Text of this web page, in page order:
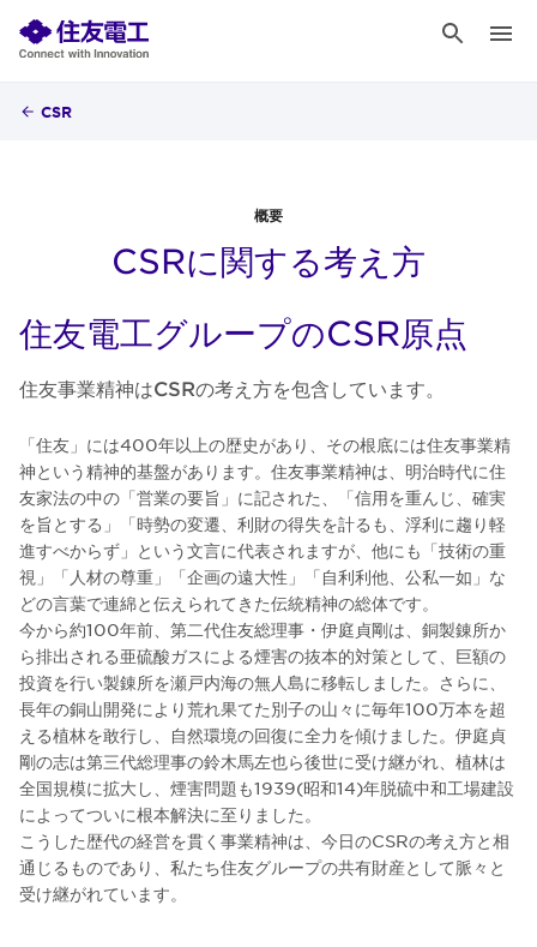
CSR
概要
CSRに関する考え方
住友電工グループのCSR原点
住友事業精神はCSRの考え方を包含しています。
「住友」には400年以上の歴史があり、その根底には住友事業精
神という精神的基盤があります。住友事業精神は、明治時代に住
友家法の中の「営業の要旨」に記された、「信用を重んじ、確実
を旨とする」「時勢の変遷、利財の得失を計るも、浮利に趨り軽
進すべからず」という文言に代表されますが、他にも「技術の重
視」「人材の尊重」「企画の遠大性」「自利利他、公私一如」な
どの言葉で連綿と伝えられてきた伝統精神の総体です。
今から約100年前、第二代住友総理事・伊庭貞剛は、銅製錬所か
ら排出される亜硫酸ガスによる煙害の抜本的対策として、巨額の
投資を行い製錬所を瀬戸内海の無人島に移転しました。さらに、
長年の銅山開発により荒れ果てた別子の山々に毎年100万本を超
える植林を敢行し、自然環境の回復に全力を傾けました。伊庭貞
剛の志は第三代総理事の鈴木馬左也ら後世に受け継がれ、植林は
全国規模に拡大し、煙害問題も1939(昭和14)年脱硫中和工場建設
によってついに根本解決に至りました。
こうした歴代の経営を貫く事業精神は、今日のCSRの考え方と相
通じるものであり、私たち住友グループの共有財産として脈々と
受け継がれています。